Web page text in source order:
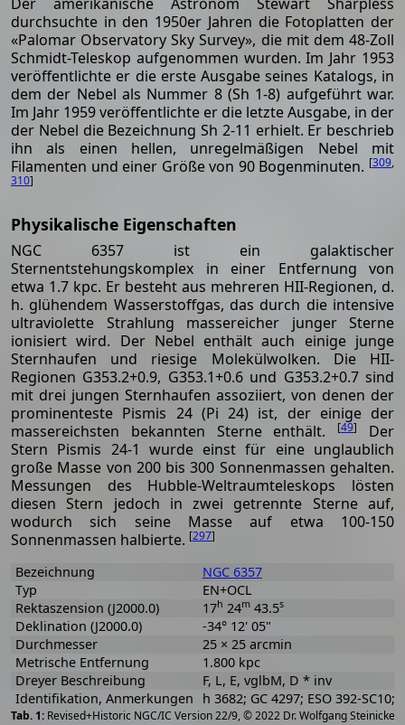
durchsuchte in den 1950er Jahren die Fotoplatten der
«Palomar Observatory Sky Survey», die mit dem 48-Zoll
Schmidt-Teleskop aufgenommen wurden. Im Jahr 1953
veröffentlichte er die erste Ausgabe seines Katalogs, in
dem der Nebel als Nummer 8 (Sh 1-8) aufgeführt war.
Im Jahr 1959 veröffentlichte er die letzte Ausgabe, in der
der Nebel die Bezeichnung Sh 2-11 erhielt. Er beschrieb
ihn als einen hellen, unregelmäßigen Nebel mit
Filamenten und einer Größe von 90 Bogenminuten. [309,
310]
Physikalische Eigenschaften
NGC 6357 ist ein galaktischer
Sternentstehungskomplex in einer Entfernung von
etwa 1.7 kpc. Er besteht aus mehreren HII-Regionen, d.
h. glühendem Wasserstoffgas, das durch die intensive
ultraviolette Strahlung massereicher junger Sterne
ionisiert wird. Der Nebel enthält auch einige junge
Sternhaufen und riesige Molekülwolken. Die HII-
Regionen G353.2+0.9, G353.1+0.6 und G353.2+0.7 sind
mit drei jungen Sternhaufen assoziiert, von denen der
prominenteste Pismis 24 (Pi 24) ist, der einige der
massereichsten bekannten Sterne enthält.
[49]
Der
Stern Pismis 24-1 wurde einst für eine unglaublich
große Masse von 200 bis 300 Sonnenmassen gehalten.
Messungen des Hubble-Weltraumteleskops lösten
diesen Stern jedoch in zwei getrennte Sterne auf,
wodurch sich seine Masse auf etwa 100-150
Sonnenmassen halbierte. [297]
Revised+Historic NGC/IC Version 22/9, © 2022 Dr. Wolfgang Steinicke
Bezeichnung
NGC 6357
Typ
EN+OCL
Rektaszension (J2000.0)
17h 24m43.5s
Deklination (J2000.0)
-34° 12' 05"
Durchmesser
25 × 25 arcmin
Metrische Entfernung
1.800 kpc
Dreyer Beschreibung
F, L, E, vglbM, D * inv
Identifikation, Anmerkungen
h 3682; GC 4297; ESO 392-SC10;